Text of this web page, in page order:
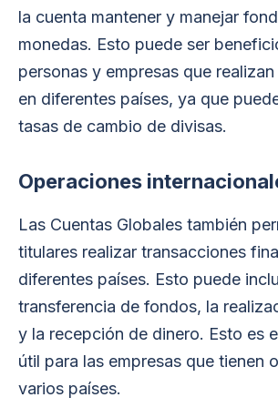
la cuenta mantener y manejar
monedas. Esto puede ser
personas y empresas que
en diferentes países, ya que
tasas de cambio de divisas.
Operaciones
Las Cuentas Globales también
titulares realizar transacciones
diferentes países. Esto puede
transferencia de fondos, la
y la recepción de dinero. Esto es
útil para las empresas que tienen
varios países.